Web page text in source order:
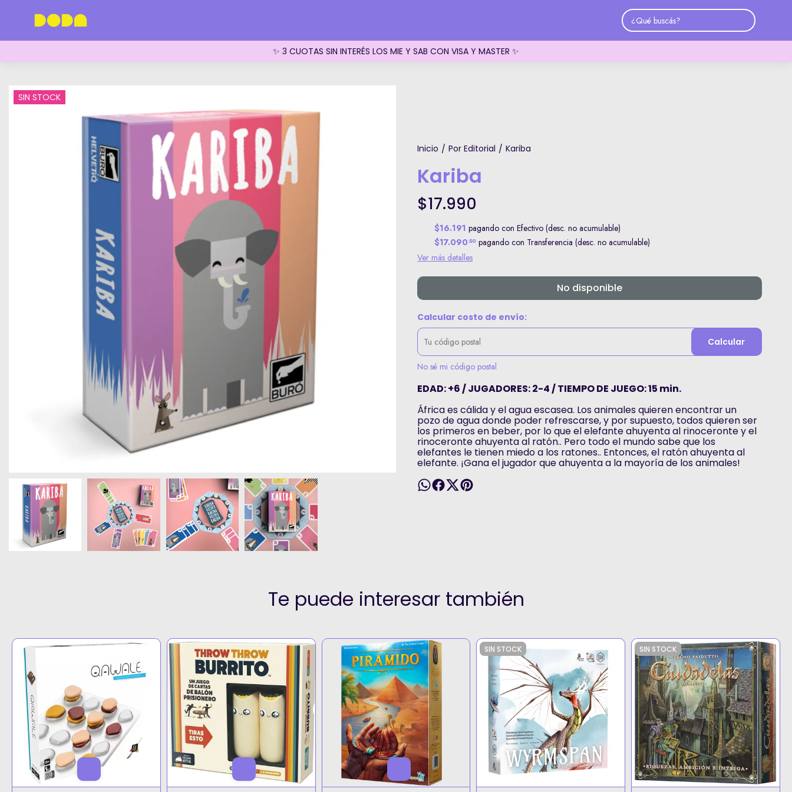
✨ 3 CUOTAS SIN INTERÉS LOS MIE Y SAB CON VISA Y MASTER ✨
SIN STOCK
Inicio / Por Editorial / Kariba
Kariba
$17.990
$16.191 pagando con Efectivo (desc. no acumulable)
$17.090 50 pagando con Transferencia (desc. no acumulable)
Ver más detalles
No disponible
Calcular costo de envío:
Calcular
No sé mi código postal
EDAD: +6 / JUGADORES: 2-4 / TIEMPO DE JUEGO: 15 min.
África es cálida y el agua escasea. Los animales quieren encontrar un
pozo de agua donde poder refrescarse, y por supuesto, todos quieren ser
los primeros en beber, por lo que el elefante ahuyenta al rinoceronte y el
rinoceronte ahuyenta al ratón.. Pero todo el mundo sabe que los
elefantes le tienen miedo a los ratones.. Entonces, el ratón ahuyenta al
elefante. ¡Gana el jugador que ahuyenta a la mayoría de los animales!
Te puede interesar también
SIN STOCK SIN STOCK